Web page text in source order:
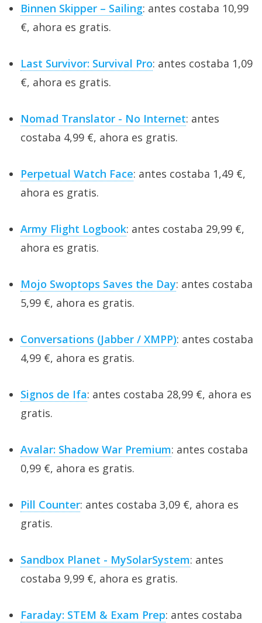
Binnen Skipper – Sailing: antes costaba 10,99
€, ahora es gratis.
Last Survivor: Survival Pro: antes costaba 1,09
€, ahora es gratis.
Nomad Translator - No Internet: antes
costaba 4,99 €, ahora es gratis.
Perpetual Watch Face: antes costaba 1,49 €,
ahora es gratis.
Army Flight Logbook: antes costaba 29,99 €,
ahora es gratis.
Mojo Swoptops Saves the Day: antes costaba
5,99 €, ahora es gratis.
Conversations (Jabber / XMPP): antes costaba
4,99 €, ahora es gratis.
Signos de Ifa: antes costaba 28,99 €, ahora es
gratis.
Avalar: Shadow War Premium: antes costaba
0,99 €, ahora es gratis.
Pill Counter: antes costaba 3,09 €, ahora es
gratis.
Sandbox Planet - MySolarSystem: antes
costaba 9,99 €, ahora es gratis.
Faraday: STEM & Exam Prep: antes costaba